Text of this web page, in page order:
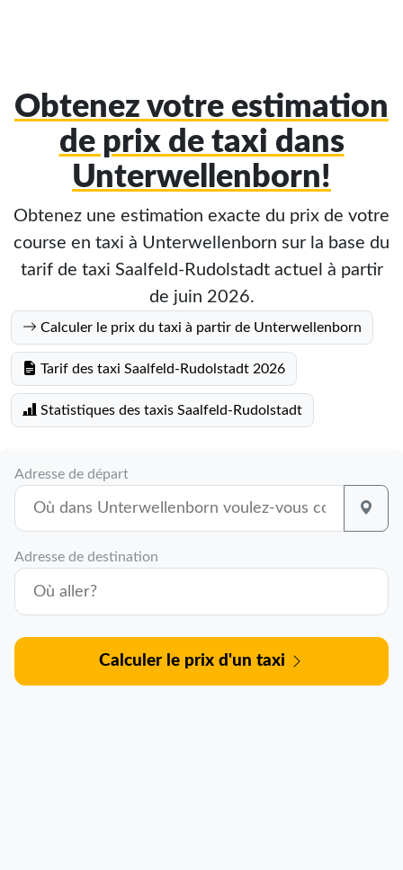
Obtenez votre estimation
de prix de taxi dans
Unterwellenborn!
Obtenez une estimation exacte du prix de votre
course en taxi à Unterwellenborn sur la base du
tarif de taxi Saalfeld-Rudolstadt actuel à partir
de juin 2026.
Calculer le prix du taxi à partir de Unterwellenborn
Tarif des taxi Saalfeld-Rudolstadt 2026
Statistiques des taxis Saalfeld-Rudolstadt
Adresse de départ
Adresse de destination
Calculer le prix d'un taxi